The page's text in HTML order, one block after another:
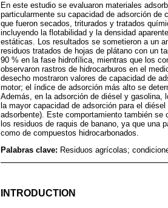
En este estudio se evaluaron materiales
particularmente su capacidad de adsorción de
que fueron secados, triturados y tratados
incluyendo la flotabilidad y la densidad
estáticas. Los resultados se sometieron a un
residuos tratados de hojas de plátano con un
90 % en la fase hidrofílica, mientras que los
observaron rastros de hidrocarburos en el
desecho mostraron valores de capacidad de
motor; el índice de adsorción más alto se
Además, en la adsorción de diésel y gasolina,
la mayor capacidad de adsorción para el
adsorbente). Este comportamiento también
los residuos de raquis de banano, ya que una
como de compuestos hidrocarbonados.
Palabras clave: Residuos agrícolas;
INTRODUCTION